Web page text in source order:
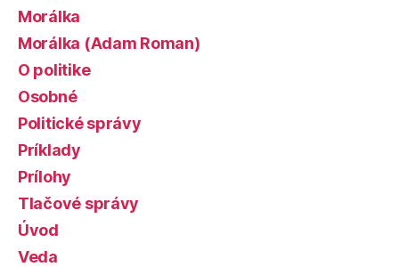
Morálka
Morálka (Adam Roman)
O politike
Osobné
Politické správy
Príklady
Prílohy
Tlačové správy
Úvod
Veda